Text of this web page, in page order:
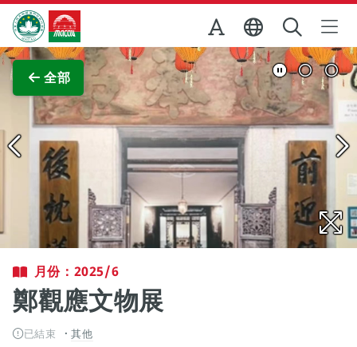
跳至主内容
澳門特別行政區政府旅遊局
全部
查看原圖
月份：2025/6
鄭觀應文物展
已結束 其他